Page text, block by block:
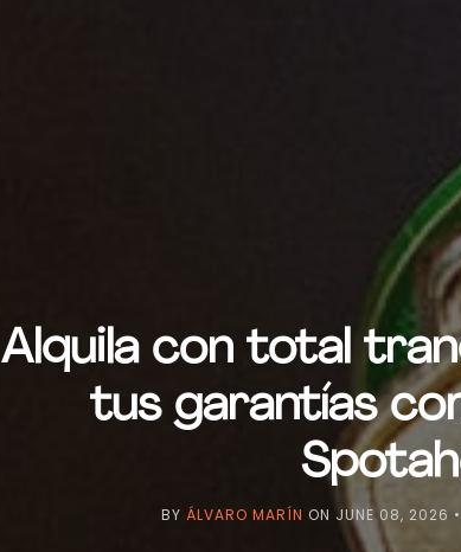
Alquila con total
tus garantías
BY ÁLVARO MARÍN ON JUNE 08, 2026